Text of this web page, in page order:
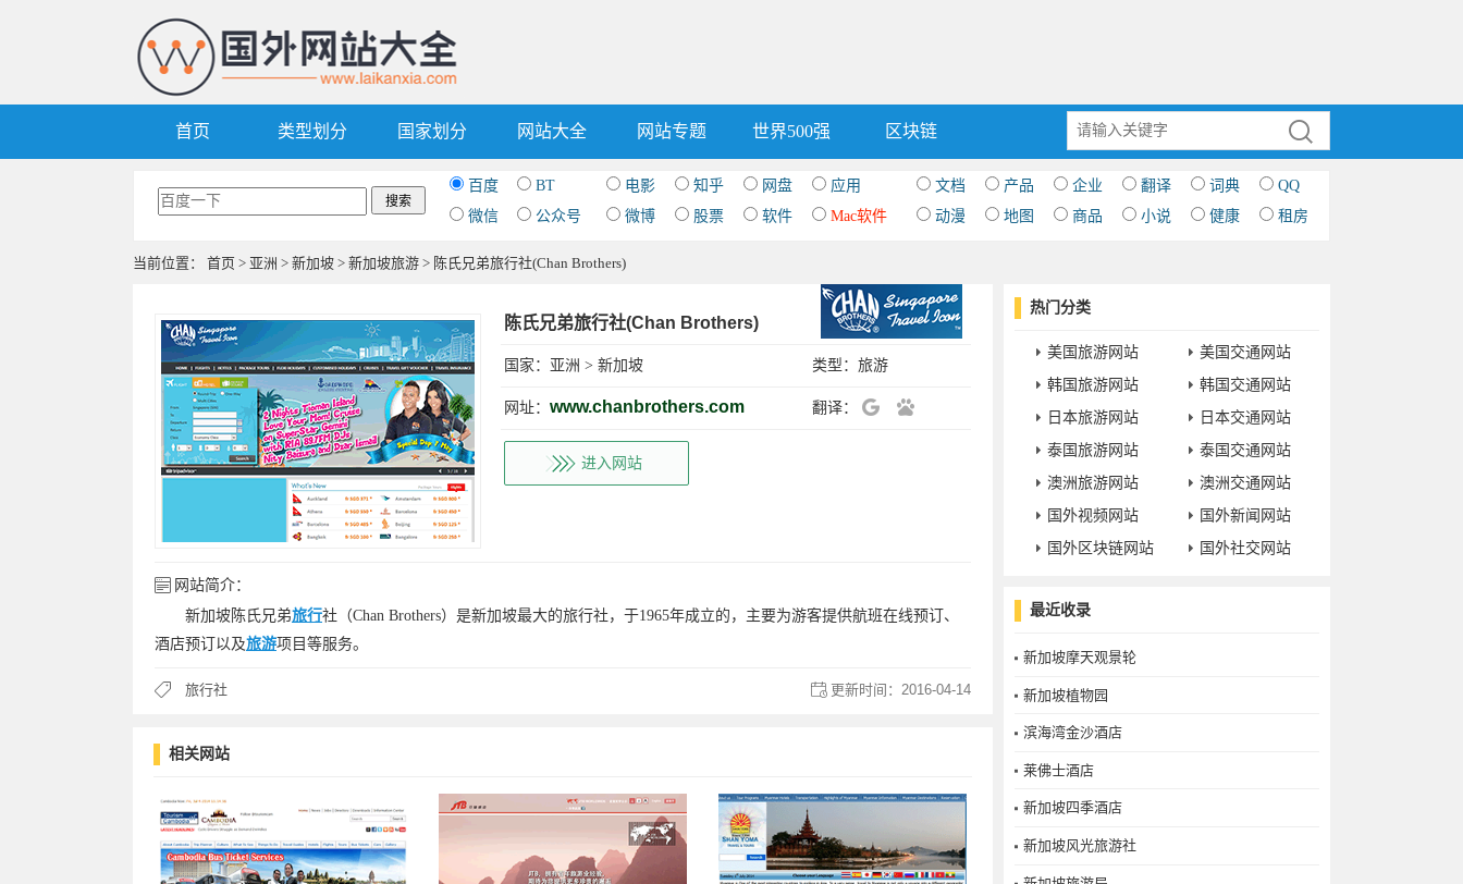
首页 类型划分 国家划分 网站大全 网站专题 世界500强 区块链
百度 BT 电影 知乎 网盘 应用 文档 产品 企业 翻译 词典
QQ
微信
公众号 微博 股票 软件 Mac软件 动漫 地图 商品 小说 健康 租房
当前位置： 首页 > 亚洲 > 新加坡 > 新加坡旅游 > 陈氏兄弟旅行社(Chan Brothers)
陈氏兄弟旅行社(Chan Brothers)
国家： 亚洲 > 新加坡 类型： 旅游
网址： www.chanbrothers.com 翻译：
进入网站
网站简介：
新加坡陈氏兄弟旅行社（Chan Brothers）是新加坡最大的旅行社，于1965年成立的，主要为游客提供航班在线预订、
酒店预订以及旅游项目等服务。
旅行社 更新时间： 2016-04-14
相关网站
热门分类
美国旅游网站
美国交通网站
韩国旅游网站
韩国交通网站
日本旅游网站
日本交通网站
泰国旅游网站
泰国交通网站
澳洲旅游网站
澳洲交通网站
国外视频网站
国外新闻网站
国外区块链网站
国外社交网站
最近收录
新加坡摩天观景轮
新加坡植物园
滨海湾金沙酒店
莱佛士酒店
新加坡四季酒店
新加坡风光旅游社